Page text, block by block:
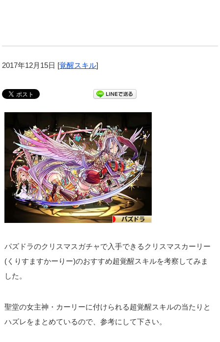
2017年12月15日 [覚醒スキル]
パズドラのクリスマスガチャで入手できるクリスマスカーリー
(くりすますかーりー)のおすすめ超覚醒スキルを考察してみま
した。
聖堂の女主神・カーリーに付けられる超覚醒スキルの当たりと
ハズレをまとめているので、参考にして下さい。